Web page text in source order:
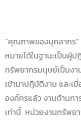
“คุณภาพของบุคลากร
หมายได้ในฐานะเป็นผู้
ทรัพยากรมนุษย์เป็นงา
เข้ามาปฎิบัติงาน และเ
องค์กรแล้ว งานด้านก
เท่านี้ หน่วยงานทรัพย